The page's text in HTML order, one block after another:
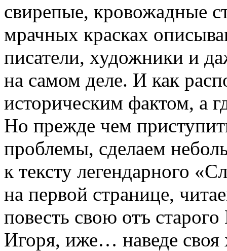
свирепые, кровожадные
мрачных красках
писатели, художники и
на самом деле. И как
историческим фактом, а
Но прежде чем
проблемы, сделаем
к тексту легендарного
на первой странице,
повесть свою отъ
Игоря, иже… наведе